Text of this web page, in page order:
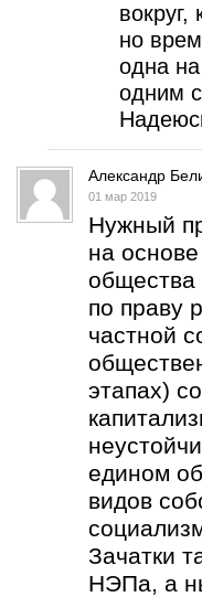
но
одна на
одним
Александр
01 мар 2019
Нужный
на
общества
по праву
частной
этапах)
едином
видов
Зачатки
НЭПа, а